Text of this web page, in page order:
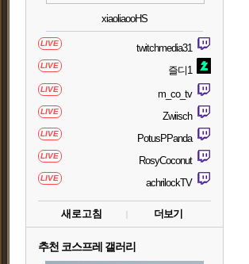
xiaoliaooHS
LIVE twitchmedia31
LIVE 즐디1
LIVE m_co_tv
LIVE Zwiisch
LIVE PotusPPanda
LIVE RosyCoconut
LIVE achrilockTV
새로고침 더보기
추천 코스프레 갤러리